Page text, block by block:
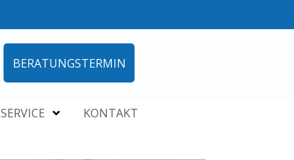
BERATUNGSTERMIN
SERVICE KONTAKT